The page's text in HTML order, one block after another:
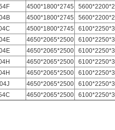
4500*1800*2745
4500*1800*2745
4500*1800*2745
4650*2065*2500
4650*2065*2500
4650*2065*2500
4650*2065*2500
4650*2065*2500
4650*2065*2500